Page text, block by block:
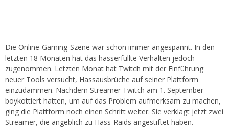
Die Online-Gaming-Szene war schon immer angespannt. In den
letzten 18 Monaten hat das hasserfüllte Verhalten jedoch
zugenommen. Letzten Monat hat Twitch mit der Einführung
neuer Tools versucht, Hassausbrüche auf seiner Plattform
einzudämmen. Nachdem Streamer Twitch am 1. September
boykottiert hatten, um auf das Problem aufmerksam zu machen,
ging die Plattform noch einen Schritt weiter. Sie verklagt jetzt zwei
Streamer, die angeblich zu Hass-Raids angestiftet haben.